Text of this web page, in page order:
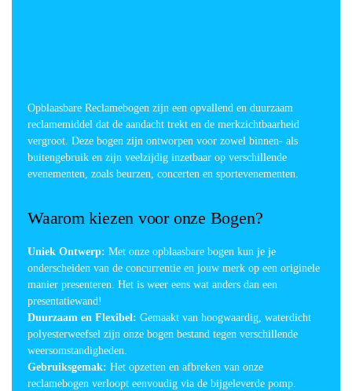
Opblaasbare Reclamebogen zijn een opvallend en duurzaam
reclamemiddel dat de aandacht trekt en de merkzichtbaarheid
vergroot. Deze bogen zijn ontworpen voor zowel binnen- als
buitengebruik en zijn veelzijdig inzetbaar op verschillende
evenementen, zoals beurzen, concerten en sportevenementen.
Waarom kiezen voor onze Bogen?
Uniek Ontwerp: Met onze opblaasbare bogen kun je je
onderscheiden van de concurrentie en jouw merk op een originele
manier presenteren. Het is weer eens wat anders dan een
presentatiewand!
Duurzaam en Flexibel: Gemaakt van hoogwaardig, waterdicht
polyesterweefsel zijn onze bogen bestand tegen verschillende
weersomstandigheden.
Gebruiksgemak: Het opzetten en afbreken van onze
reclamebogen verloopt eenvoudig via de bijgeleverde pomp.